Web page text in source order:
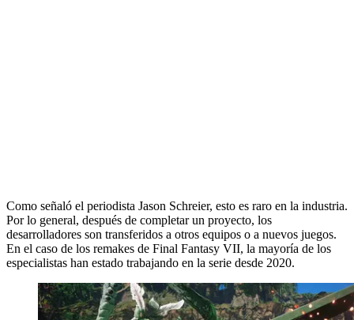
Como señaló el periodista Jason Schreier, esto es raro en la industria.
Por lo general, después de completar un proyecto, los
desarrolladores son transferidos a otros equipos o a nuevos juegos.
En el caso de los remakes de Final Fantasy VII, la mayoría de los
especialistas han estado trabajando en la serie desde 2020.